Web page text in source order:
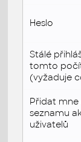
Heslo
Stálé
tomto
(vyžaduje
Přidat mne
seznamu
uživatelů